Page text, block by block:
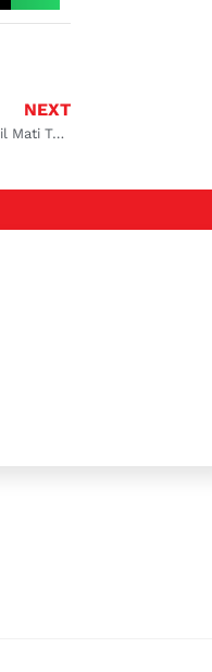
NEXT
Penyebab dan Solusi Ketika Kelistrikan Mobil Mati Total